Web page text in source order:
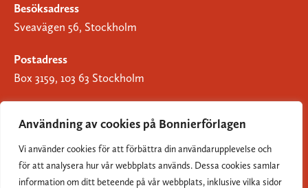
Användning av cookies på Bonnierförlagen
Vi använder cookies för att förbättra din användarupplevelse och
för att analysera hur vår webbplats används. Dessa cookies samlar
information om ditt beteende på vår webbplats, inklusive vilka sidor
Besöksadress
Sveavägen 56, Stockholm
Postadress
Box 3159, 103 63 Stockholm
Om Bonnierförlagen
Cookies